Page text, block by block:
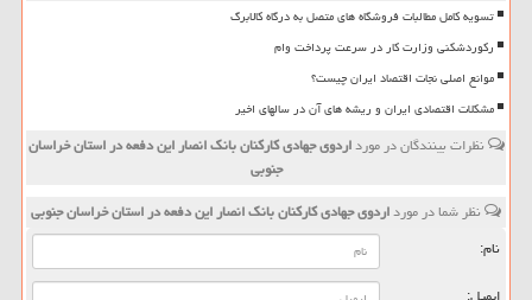
تسویه کامل مطالبات فروشگاه های متصل به درگاه کالابرگ
رکوردشکنی وزارت کار در سرعت پرداخت وام
موانع اصلی نجات اقتصاد ایران چیست؟
مشکلات اقتصادی ایران و ریشه های آن در سالهای اخیر
نظرات بینندگان در مورداردوی جهادی كاركنان بانك انصار این دفعه در استان خراسان
جنوبی
نظر شما در مورداردوی جهادی كاركنان بانك انصار این دفعه در استان خراسان جنوبی
نام: